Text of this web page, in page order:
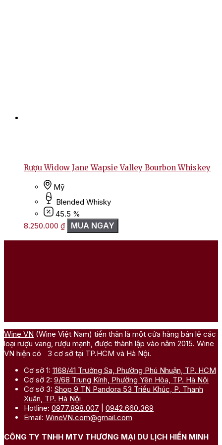
Rượu Widow Jane Wapsie Valley Bourbon Whiskey
Mỹ
Blended Whisky
45.5 %
8.250.000 ₫ MUA NGAY
Wine VN (Wine Việt Nam) tiền thân là một cửa hàng bán lẻ các
loại rượu vang, rượu mạnh, được thành lập vào năm 2015. Wine
VN hiện có 3 cơ sở tại TP.HCM và Hà Nội.
Cơ sở 1: 1168/41 Trường Sa, Phường Phú Nhuận, TP. HCM
Cơ sở 2: 9/68 Trung Kính, Phường Yên Hòa, TP. Hà Nội
Cơ sở 3: Shop 9 TN Pandora 53 Triều Khúc, P. Thanh
Xuân, TP. Hà Nội
Hotline: 0977.898.007
0942.660.369
Email: WineVN.com@gmail.com
CÔNG TY TNHH MTV THƯƠNG MẠI DU LỊCH HIỀN MINH